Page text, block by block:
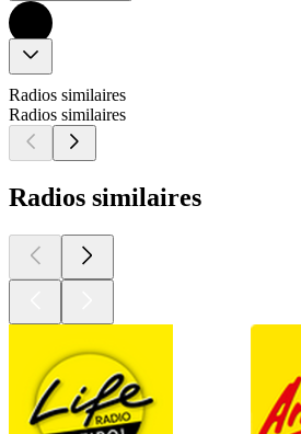
Radios similaires
Radios similaires
Radios similaires